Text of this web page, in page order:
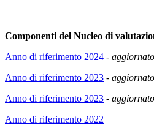
Componenti del Nucleo di
Anno di riferimento 2024 -
Anno di riferimento 2023 -
Anno di riferimento 2023 -
Anno di riferimento 2022